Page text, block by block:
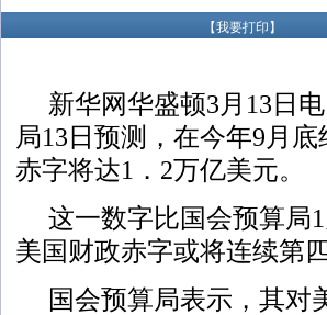
【我要打印 】
新华网华盛顿3月13日
局13日预测，在今年9月
赤字将达1．2万亿美元。
这一数字比国会预算局
美国财政赤字或将连续第
国会预算局表示，其对